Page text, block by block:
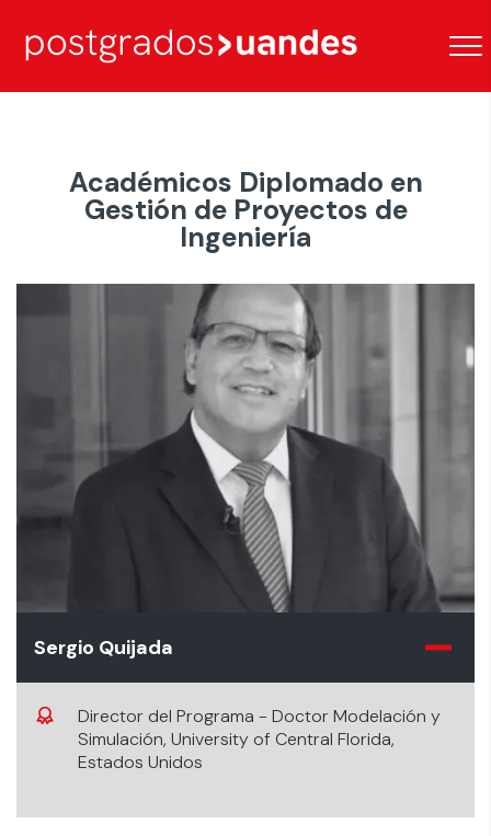
Académicos Diplomado en
Gestión de Proyectos de
Ingeniería
Sergio Quijada
Director del Programa - Doctor Modelación y
Simulación, University of Central Florida,
Estados Unidos